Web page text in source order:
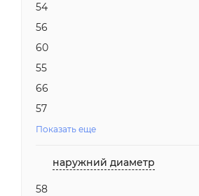
54
56
60
55
66
57
Показать еще
наружний диаметр
58